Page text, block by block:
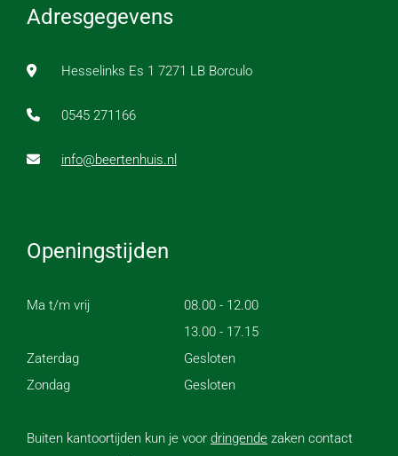
Adresgegevens
Hesselinks Es 1 7271 LB Borculo
0545 271166
info@beertenhuis.nl
Openingstijden
Ma t/m vrij
08.00 - 12.00
13.00 - 17.15
Zaterdag
Gesloten
Zondag
Gesloten
Buiten kantoortijden kun je voor dringende zaken contact